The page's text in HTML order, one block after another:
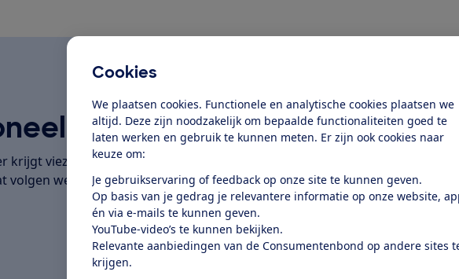
Cookies
We plaatsen cookies. Functionele en analytische cookies plaatsen we
altijd. Deze zijn noodzakelijk om bepaalde functionaliteiten goed te
laten werken en gebruik te kunnen meten. Er zijn ook cookies naar
keuze om:
Je gebruikservaring of feedback op onze site te kunnen geven.
Op basis van je gedrag je relevantere informatie op onze website,
én via e-mails te kunnen geven.
YouTube-video’s te kunnen bekijken.
Relevante aanbiedingen van de Consumentenbond op andere sites
krijgen.
getest
krijgt vieze borden en schalen schoon en droog,
volgen we van heel dichtbij...